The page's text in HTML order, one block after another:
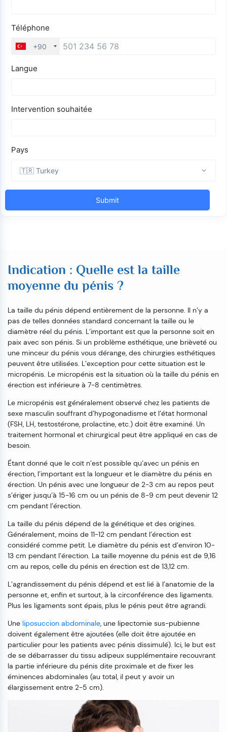
Indication : Quelle est la taille
moyenne du pénis ?
La taille du pénis dépend entièrement de la personne. Il n’y a
pas de telles données standard concernant la taille ou le
diamètre réel du pénis. L’important est que la personne soit en
paix avec son pénis. Si un problème esthétique, une brièveté ou
une minceur du pénis vous dérange, des chirurgies esthétiques
peuvent être utilisées. L’exception pour cette situation est le
micropénis. Le micropénis est la situation où la taille du pénis en
érection est inférieure à 7-8 centimètres.
Le micropénis est généralement observé chez les patients de
sexe masculin souffrant d’hypogonadisme et l’état hormonal
(FSH, LH, testostérone, prolactine, etc.) doit être examiné. Un
traitement hormonal et chirurgical peut être appliqué en cas de
besoin.
Étant donné que le coït n’est possible qu’avec un pénis en
érection, l’important est la longueur et le diamètre du pénis en
érection. Un pénis avec une longueur de 2-3 cm au repos peut
s’ériger jusqu’à 15-16 cm ou un pénis de 8-9 cm peut devenir 12
cm pendant l’érection.
La taille du pénis dépend de la génétique et des origines.
Généralement, moins de 11-12 cm pendant l’érection est
considéré comme petit. Le diamètre du pénis est d’environ 10-
13 cm pendant l’érection. La taille moyenne du pénis est de 9,16
cm au repos, celle du pénis en érection est de 13,12 cm.
L’agrandissement du pénis dépend et est lié à l’anatomie de la
personne et, enfin et surtout, à la circonférence des ligaments.
Plus les ligaments sont épais, plus le pénis peut être agrandi.
Une liposuccion abdominale , une lipectomie sus-pubienne
doivent également être ajoutées (elle doit être ajoutée en
particulier pour les patients avec pénis dissimulé). Ici, le but est
de se débarrasser du tissu adipeux supplémentaire recouvrant
la partie inférieure du pénis dite proximale et de fixer les
éminences abdominales (au total, il peut y avoir un
élargissement entre 2-5 cm).